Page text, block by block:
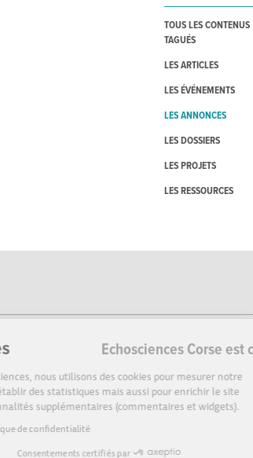
Sur Echosciences, nous utilisons des cookies pour
audience, établir des statistiques mais aussi pour
de fonctionnalités supplémentaires
Lire la politique de confidentialité
Consentements certifiés par
TOUS LES CONTENUS
TAGUÉS
LES ARTICLES
LES ÉVÉNEMENTS
LES ANNONCES
LES DOSSIERS
LES PROJETS
LES RESSOURCES
Echosciences Corse